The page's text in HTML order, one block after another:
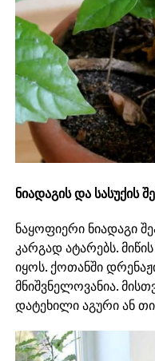
ნიადაგის და სასუქის
ნაყოფიერი ნიადაგი
კარგად ატარებს.
იყოს. ქოთანში
მნიშვნელოვანია.
დატეხილი აგური ან